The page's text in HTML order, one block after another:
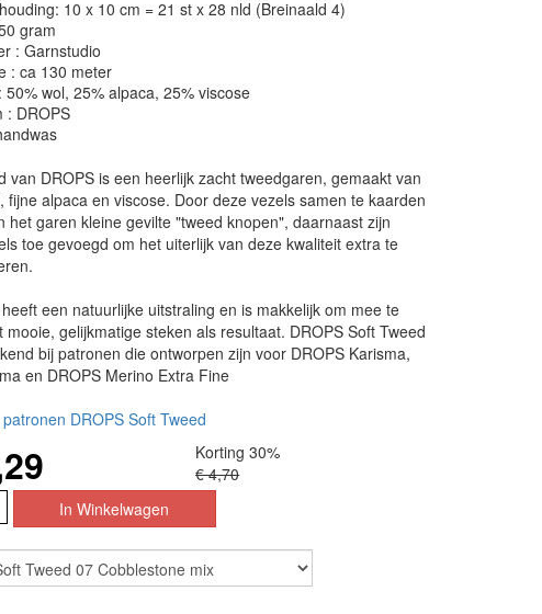
10 x 10 cm = 21 st x 28 nld (Breinaald 4)
gram
: Garnstudio
: ca 130 meter
50% wol, 25% alpaca, 25% viscose
: DROPS
van DROPS is een heerlijk zacht tweedgaren, gemaakt van
fijne alpaca en viscose. Door deze vezels samen te kaarden
het garen kleine gevilte "tweed knopen", daarnaast zijn
toe gevoegd om het uiterlijk van deze kwaliteit extra te
een natuurlijke uitstraling en is makkelijk om mee te
mooie, gelijkmatige steken als resultaat. DROPS Soft Tweed
bij patronen die ontworpen zijn voor DROPS Karisma,
en DROPS Merino Extra Fine
patronen DROPS Soft Tweed
Korting 30%
€ 4,70